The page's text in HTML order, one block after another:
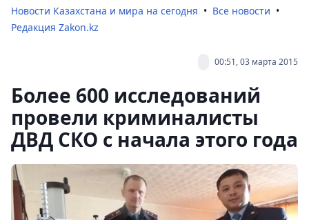
Новости Казахстана и мира на сегодня
Все новости
Редакция Zakon.kz
00:51, 03 марта 2015
Более 600 исследований
провели криминалисты
ДВД СКО с начала этого года